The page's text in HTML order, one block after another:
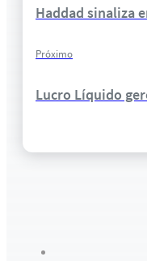
Haddad sinaliza
Próximo
Lucro Líquido